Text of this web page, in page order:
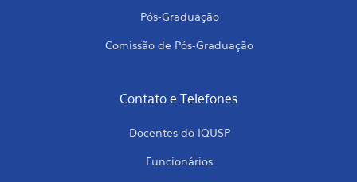
Pós-Graduação
Comissão de Pós-Graduação
Contato e Telefones
Docentes do IQUSP
Funcionários